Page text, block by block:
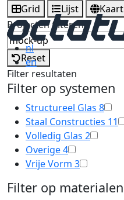
nl
en
Grid Lijst
Kaart
Projecten filteren
Reset
Filter resultaten
Filter op systemen
Structureel Glas 8
Staal Constructies 11
Volledig Glas 2
Overige4
Vrije Vorm 3
Filter op materialen